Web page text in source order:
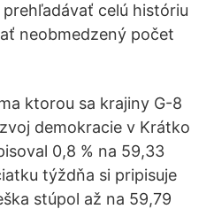
celú históriu
neobmedzený počet
ktorou sa krajiny G-8
demokracie v Krátko
0,8 % na 59,33
týždňa si pripisuje
stúpol až na 59,79